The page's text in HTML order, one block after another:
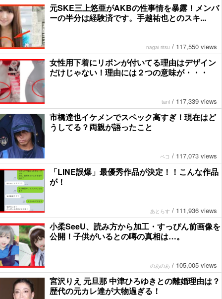
元SKE三上悠亜がAKBの性事情を暴露！メンバ
ーの半分は経験済です。手越祐也とのスキ...
nagai ritsu / 117,550 views
女性用下着にリボンが付いてる理由はデザイン
だけじゃない！理由には２つの意味が・・・
tani / 117,339 views
市橋達也イケメンでスペック高すぎ！現在はど
うしてる？両親が語ったこと
ペコ / 117,073 views
「LINE誤爆」最優秀作品が決定！！こんな作品
が！
あとらす / 111,936 views
小柔SeeU、読み方から加工・すっぴん前画像を
公開！子供がいるとの噂の真相は…。
のあのあ / 105,005 views
宮沢りえ 元旦那 中津ひろゆきとの離婚理由は？
歴代の元カレ達が大物過ぎる！